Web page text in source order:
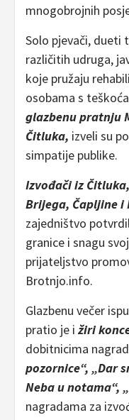
mnogobrojnih
Solo pjevači, dueti
različitih udruga,
koje pružaju
osobama s
glazbenu pratnju
Čitluka, izveli su
simpatije publike.
Izvođači iz
Brijega, Čapljine i
zajedništvo
granice i snagu
prijateljstvo
Brotnjo.info.
Glazbenu večer
pratio je i žiri
dobitnicima
pozornice“, „Dar
Neba u notama“,
nagradama za